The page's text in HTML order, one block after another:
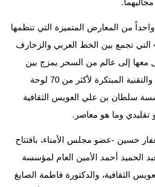
مجاليهما.
من المعارض المتميزة التي تنظمها
التي تجمع بين الخط العربي والزخارف
معها إلى عالم من السحر يمزج بين
التصاميم الهندسية والتقنية المبتكرة لأكثر من 70 لوحة
سلطان بن علي العويس الثقافية
تقليدي وما هو معاصر.
حسين -عضو مجلس الأمناء، بافتتاح
الحميد أحمد الأمين العام لمؤسسة
الثقافية، والدكتورة فاطمة الصايغ